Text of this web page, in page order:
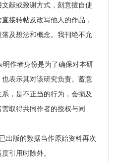
献或致谢方式，刻意擅自使
接转帖及改写他人的作品，
及想法和概念。我刊绝不允
明作者身份是为了确保对本研
表示其对该研究负责。蓄意
，是不正当的行为，会损及
取得共同作者的授权与同
出版的数据当作原始资料再次
引用时除外。